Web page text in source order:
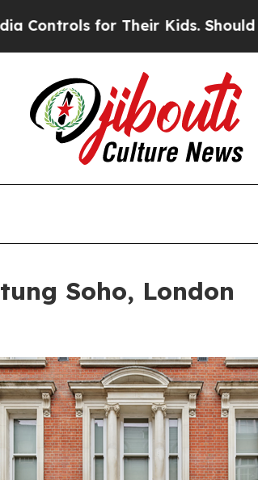
Their Kids. Should the US?The
Soho, London